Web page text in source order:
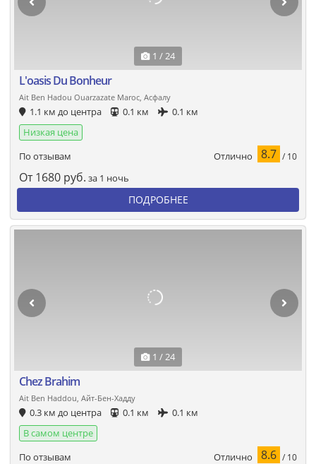
1 / 24
L'oasis Du Bonheur
Ait Ben Hadou Ouarzazate Maroc, Асфалу
1.1 км до центра 0.1 км
0.1 км
Низкая цена
По отзывам
Отлично 8.7 / 10
От 1680 руб. за 1 ночь
ПОДРОБНЕЕ
1 / 24
Chez Brahim
Ait Ben Haddou, Айт-Бен-Хадду
0.3 км до центра 0.1 км
0.1 км
В самом центре
По отзывам
Отлично 8.6 / 10